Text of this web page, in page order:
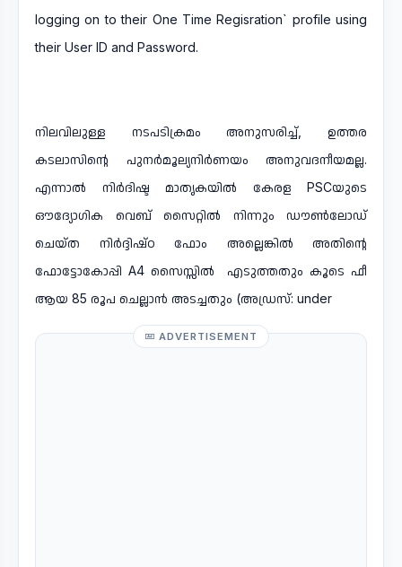
logging on to their One Time Regisration` profile using
their User ID and Password.
നിലവിലുള്ള നടപടിക്രമം അനുസരിച്ച്, ഉത്തര
കടലാസിന്റെ പുനർമൂല്യനിർണയം അനുവദനീയമല്ല.
എന്നാൽ നിർദിഷ്ട മാതൃകയിൽ കേരള PSCയുടെ
ഔദ്യോഗിക വെബ് സൈറ്റിൽ നിന്നും ഡൗൺലോഡ്
ചെയ്ത നിർദ്ദിഷ്ഠ ഫോം അല്ലെങ്കിൽ അതിന്റെ
ഫോട്ടോകോപ്പി A4 സൈസ്സിൽ എടുത്തതും കൂടെ ഫീ
ആയ 85 രൂപ ചെല്ലാൻ അടച്ചതും (അഡ്രസ്: under
ADVERTISEMENT